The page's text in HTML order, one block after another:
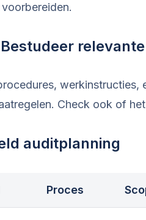
Check ook of het
auditplanning
Proces